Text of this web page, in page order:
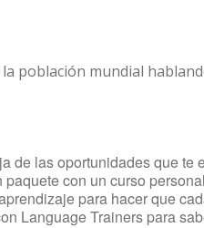
la población mundial
de las oportunidades que
con un curso
para hacer que
Language Trainers para